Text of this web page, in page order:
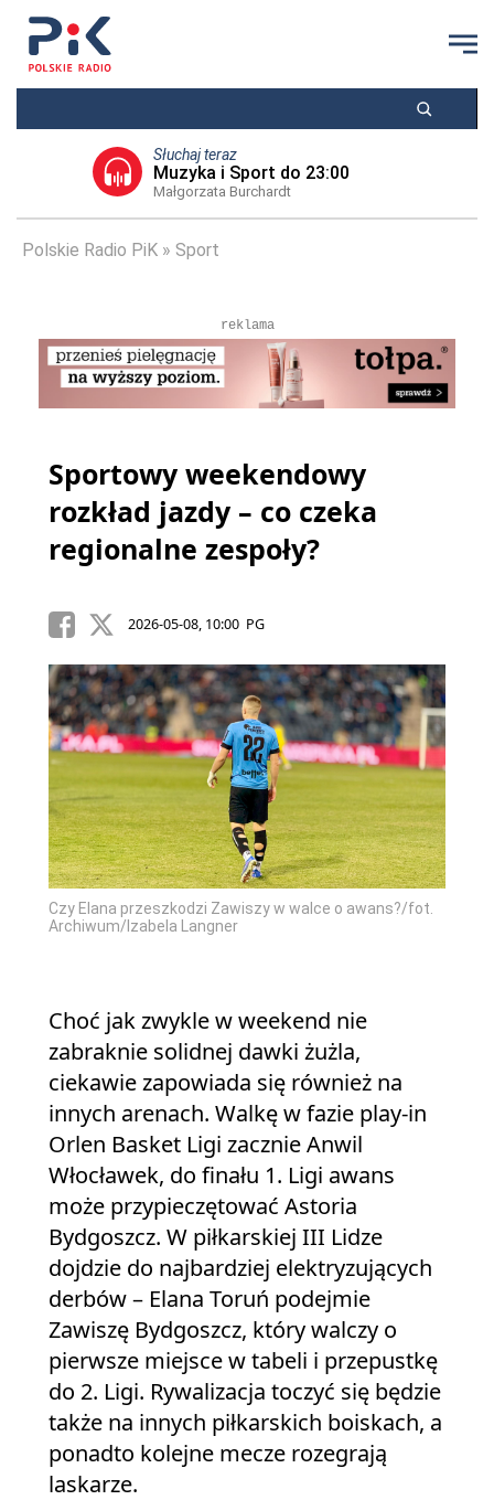
Słuchaj teraz
Muzyka i Sport do 23:00
Małgorzata Burchardt
Polskie Radio PiK Sport
reklama
Sportowy weekendowy
rozkład jazdy – co czeka
regionalne zespoły?
2026-05-08, 10:00 PG
Czy Elana przeszkodzi Zawiszy w walce o awans?/fot.
Archiwum/Izabela Langner
Choć jak zwykle w weekend nie
zabraknie solidnej dawki żużla,
ciekawie zapowiada się również na
innych arenach. Walkę w fazie play-in
Orlen Basket Ligi zacznie Anwil
Włocławek, do finału 1. Ligi awans
może przypieczętować Astoria
Bydgoszcz. W piłkarskiej III Lidze
dojdzie do najbardziej elektryzujących
derbów – Elana Toruń podejmie
Zawiszę Bydgoszcz, który walczy o
pierwsze miejsce w tabeli i przepustkę
do 2. Ligi. Rywalizacja toczyć się będzie
także na innych piłkarskich boiskach, a
ponadto kolejne mecze rozegrają
laskarze.